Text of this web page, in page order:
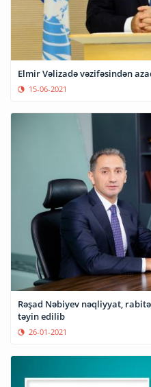
Elmir Vəlizadə vəzifəsindən
15-06-2021
Rəşad Nəbiyev nəqliyyat,
təyin edilib
26-01-2021